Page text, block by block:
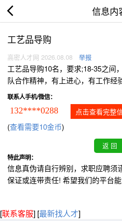
信息内
工艺品导购
高密人才网 2026.08.08 举报
工艺品导购10名，要求;18-35之间
队合作精神，有上进心，有工作经
联系人手机/微信：
132****0288 点击查看完整
(查看需要10金币)
特此声明：
信息真伪请自行辨别，求职应聘须
保证或连带责任! 希望我们的平台能
[联系客服] [最新找人才]